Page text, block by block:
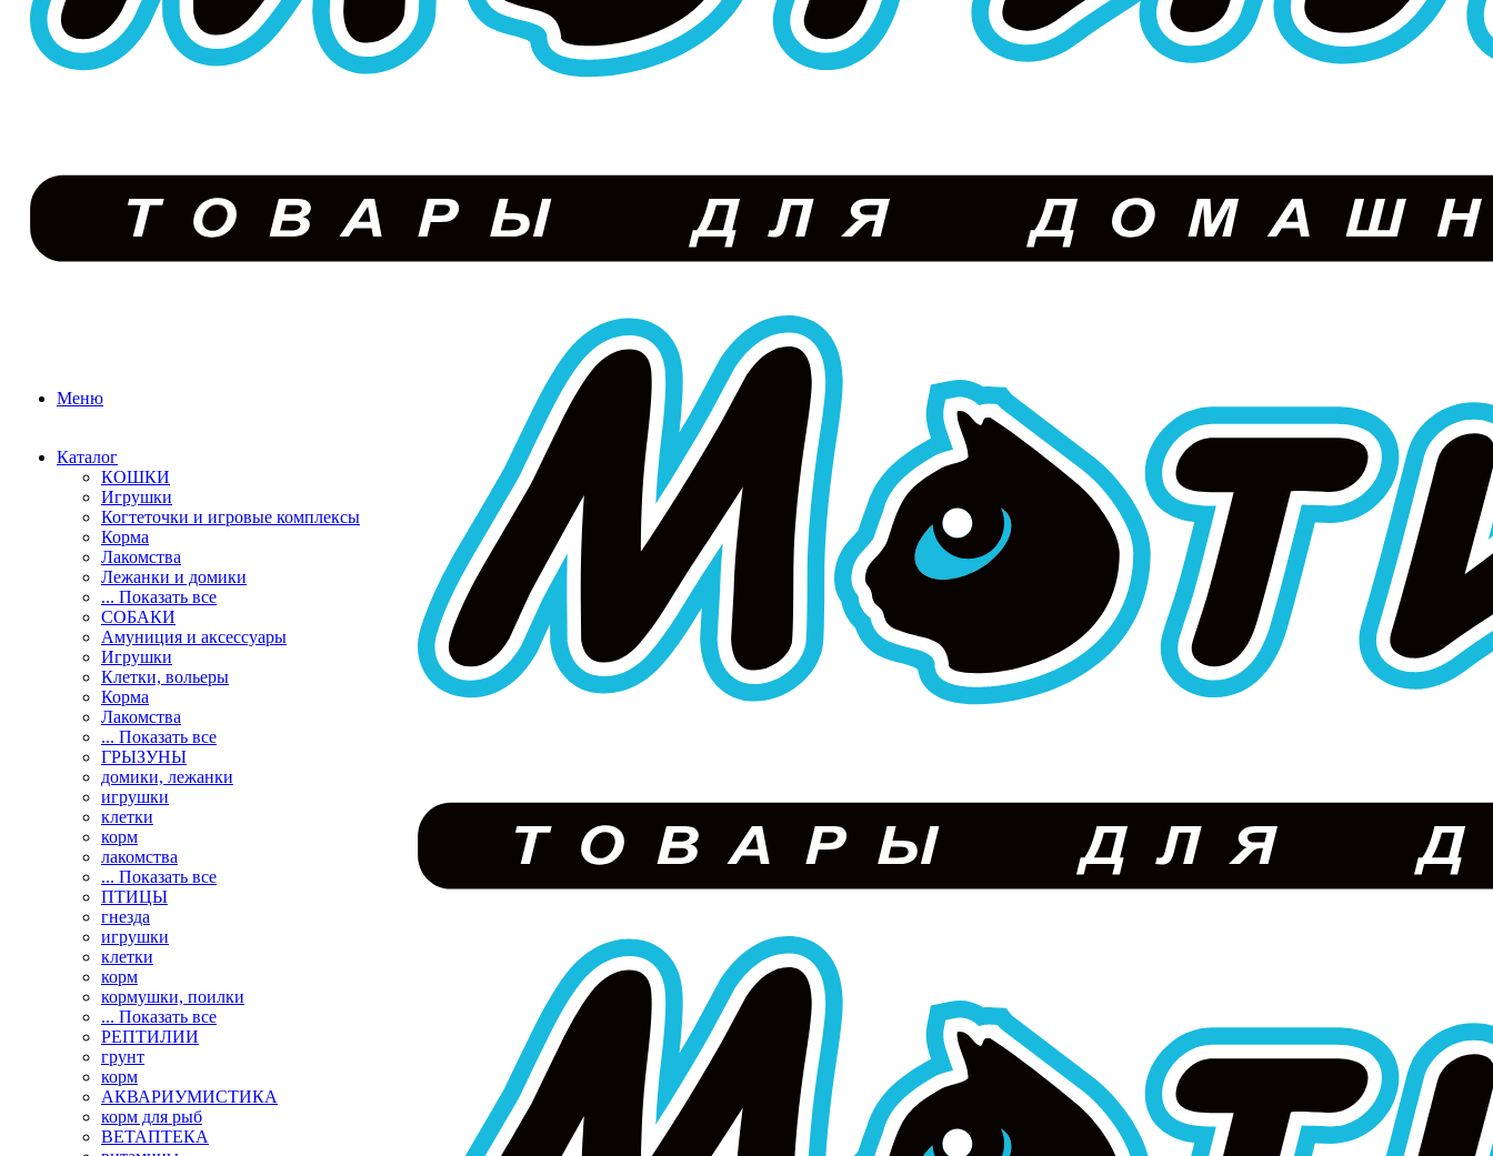
Меню
Каталог
КОШКИ
Игрушки
Когтеточки и игровые комплексы
Корма
Лакомства
Лежанки и домики
... Показать все
СОБАКИ
Амуниция и аксессуары
Игрушки
Клетки, вольеры
Корма
Лакомства
... Показать все
ГРЫЗУНЫ
домики, лежанки
игрушки
клетки
корм
лакомства
... Показать все
ПТИЦЫ
гнезда
игрушки
клетки
корм
кормушки, поилки
... Показать все
РЕПТИЛИИ
грунт
корм
АКВАРИУМИСТИКА
корм для рыб
ВЕТАПТЕКА